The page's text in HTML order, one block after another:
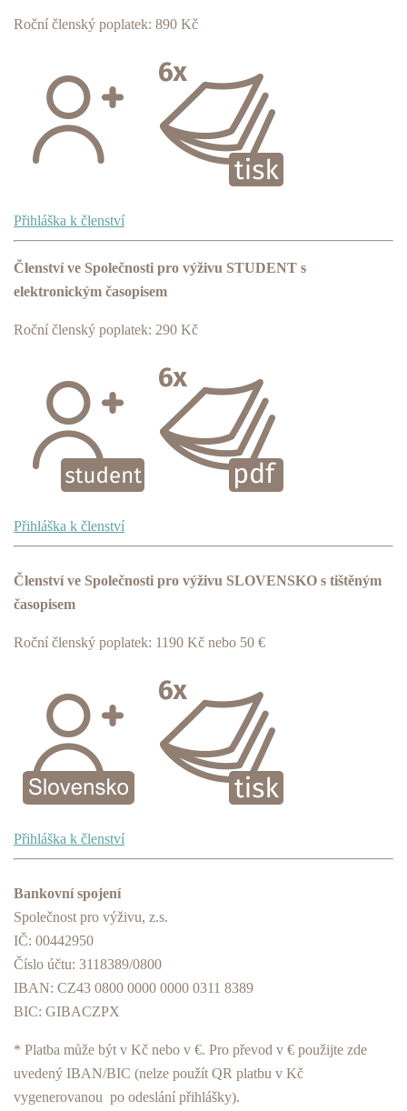
Roční členský poplatek: 890 Kč
Přihláška k členství
Členství ve Společnosti pro výživu STUDENT s
elektronickým časopisem
Roční členský poplatek: 290 Kč
Přihláška k členství
Členství ve Společnosti pro výživu SLOVENSKO s tištěným
časopisem
Roční členský poplatek: 1190 Kč nebo 50 €
Přihláška k členství
Bankovní spojení
Společnost pro výživu, z.s.
IČ: 00442950
Číslo účtu: 3118389/0800
IBAN: CZ43 0800 0000 0000 0311 8389
BIC: GIBACZPX
* Platba může být v Kč nebo v €. Pro převod v € použijte zde
uvedený IBAN/BIC (nelze použít QR platbu v Kč
vygenerovanou po odeslání přihlášky).